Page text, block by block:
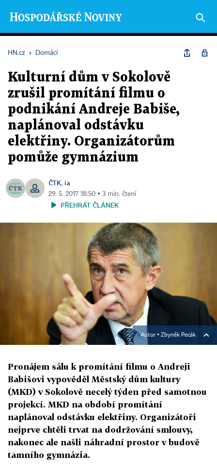
HN.cz › Domácí
Kulturní dům v Sokolově
zrušil promítání filmu o
podnikání Andreje Babiše,
naplánoval odstávku
elektřiny. Organizátorům
pomůže gymnázium
ČTK, ia
29. 5. 2017 18:50 ▪ 3 min. čtení
PŘEHRÁT ČLÁNEK
Autor ▪ Zbyněk Pecák
Pronájem sálu k promítání filmu o Andreji
Babišovi vypověděl Městský dům kultury
(MKD) v Sokolově necelý týden před samotnou
projekcí. MKD na období promítání
naplánoval odstávku elektřiny. Organizátoři
nejprve chtěli trvat na dodržování smlouvy,
nakonec ale našli náhradní prostor v budově
tamního gymnázia.